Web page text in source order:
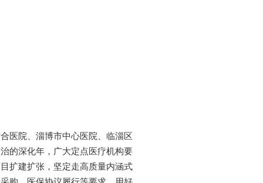
医院、淄博市中心医院、临淄区
的深化年，广大定点医疗机构要
扩建扩张，坚定走高质量内涵式